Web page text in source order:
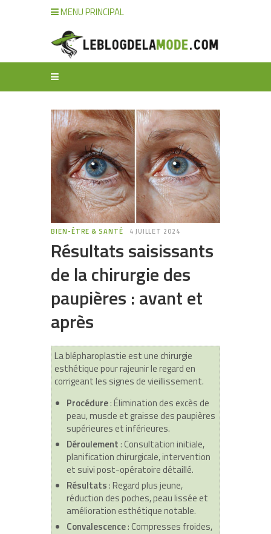
MENU PRINCIPAL
BIEN-ÊTRE & SANTÉ 4 JUILLET 2024
Résultats saisissants
de la chirurgie des
paupières : avant et
après
La blépharoplastie est une chirurgie
esthétique pour rajeunir le regard en
corrigeant les signes de vieillissement.
Procédure: Élimination des excès de
peau, muscle et graisse des paupières
supérieures et inférieures.
Déroulement: Consultation initiale,
planification chirurgicale, intervention
et suivi post-opératoire détaillé.
Résultats: Regard plus jeune,
réduction des poches, peau lissée et
amélioration esthétique notable.
Convalescence: Compresses froides,